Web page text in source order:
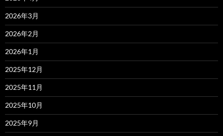
2026年3月
2026年2月
2026年1月
2025年12月
2025年11月
2025年10月
2025年9月